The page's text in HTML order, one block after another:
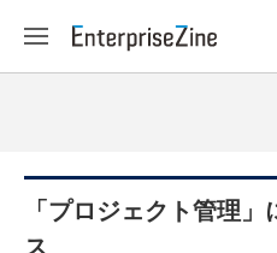
「プロジェクト管理
ス